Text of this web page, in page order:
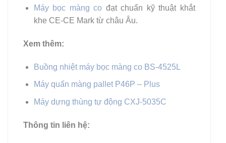
Máy bọc màng co đạt chuẩn kỹ thuật khắt
khe CE-CE Mark từ châu Âu.
Xem thêm:
Buồng nhiệt máy bọc màng co BS-4525L
Máy quấn màng pallet P46P – Plus
Máy dựng thùng tự động CXJ-5035C
Thông tin liên hệ: